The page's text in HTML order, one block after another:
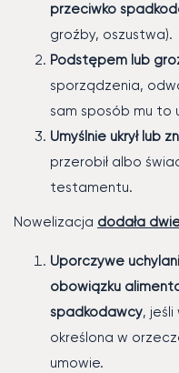
przeciwko
groźby, oszustwa).
Podstępem lub
sporządzenia,
sam sposób mu to
Umyślnie ukrył lub
przerobił albo
testamentu.
Nowelizacja dodała
Uporczywe
obowiązku
spadkodawcy,
określona w
umowie.